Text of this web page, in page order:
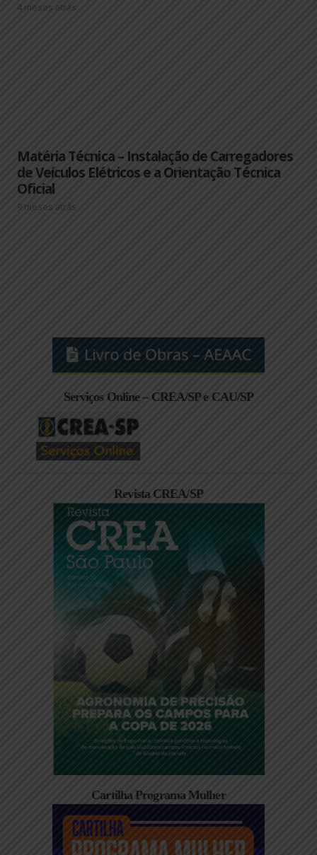
4 meses atrás
Matéria Técnica – Instalação de Carregadores
de Veículos Elétricos e a Orientação Técnica
Oficial
9 meses atrás
Serviços Online – CREA/SP e CAU/SP
Revista CREA/SP
Cartilha Programa Mulher